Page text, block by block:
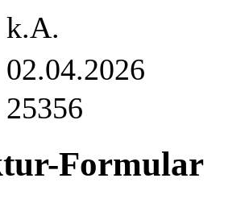
k.A.
02.04.2026
25356
Formular